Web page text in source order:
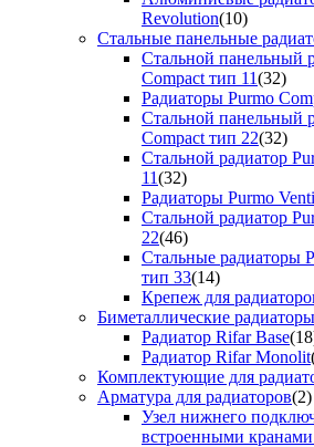
Revolution(10)
Стальные панельные
Стальной панельный
Compact тип 11(32)
Радиаторы Purmo
Стальной панельный
Compact тип 22(32)
Стальной радиатор
11(32)
Радиаторы Purmo
Стальной радиатор
22(46)
Стальные радиаторы
тип 33(14)
Крепеж для
Биметаллические радиаторы
Радиатор Rifar Base
Радиатор Rifar Monolit
Комплектующие для
Арматура для радиаторов(2)
Узел нижнего
встроенными